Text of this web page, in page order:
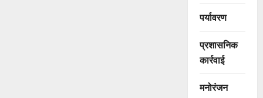
पर्यावरण
प्रशासनिक
कार्रवाई
मनोरंजन